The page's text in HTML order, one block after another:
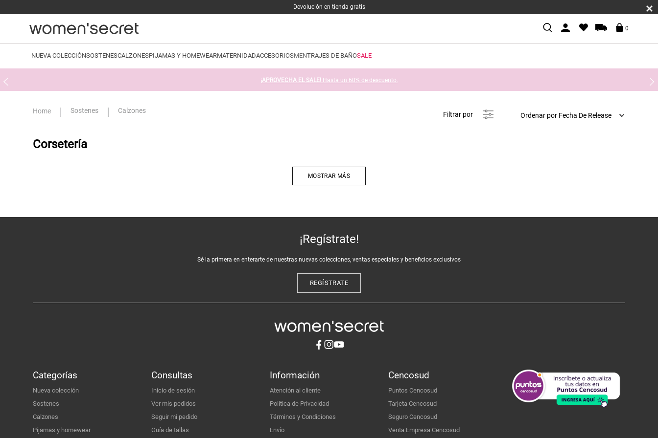
Devolución en tienda gratis
0
NUEVA COLECCIÓNSOSTENESCALZONESPIJAMAS Y HOMEWEARMATERNIDADACCESORIOSMENTRAJES DE BAÑOSALE
¡APROVECHA EL SALE! Hasta un 60% de descuento.
Sostenes Calzones
Ordenar por Fecha De Release
Corsetería
MOSTRAR MÁS
¡Regístrate!
Sé la primera en enterarte de nuestras nuevas colecciones, ventas especiales y beneficios exclusivos
REGÍSTRATE
Categorías
Nueva colección
Sostenes
Calzones
Pijamas y homewear
Consultas
Inicio de sesión
Ver mis pedidos
Seguir mi pedido
Guía de tallas
Información
Atención al cliente
Política de Privacidad
Términos y Condiciones
Envío
Cencosud
Puntos Cencosud
Tarjeta Cencosud
Seguro Cencosud
Venta Empresa Cencosud